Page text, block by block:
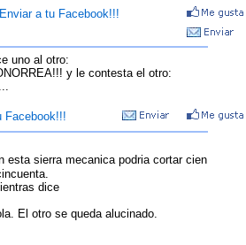
Enviar a tu Facebook!!!
uno al otro:
y le contesta el otro:
Facebook!!!
sierra mecanica podria cortar cien
dice
El otro se queda alucinado.